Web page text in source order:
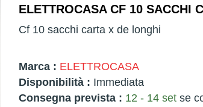
ELETTROCASA CF 10 SACCHI
Cf 10 sacchi carta x de longhi
Marca : ELETTROCASA
Disponibilità : Immediata
Consegna prevista : 12 - 14 setse